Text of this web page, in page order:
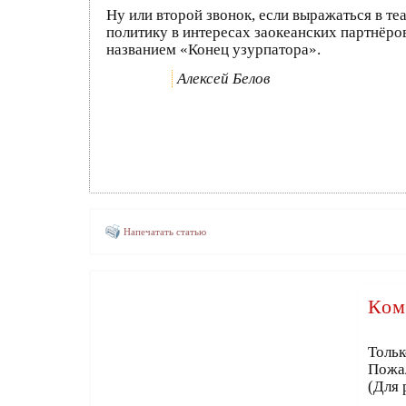
Ну или второй звонок, если выражаться в
политику в интересах заокеанских
названием «Конец узурпатора».
Алексей Белов
Напечатать статью
(Для